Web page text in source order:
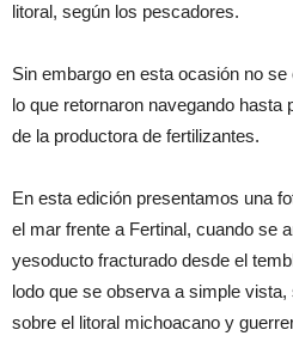
litoral, según los pescadores.
Sin embargo en esta ocasión no
lo que retornaron navegando hasta
de la productora de fertilizantes.
En esta edición presentamos una
el mar frente a Fertinal, cuando se
yesoducto fracturado desde el
lodo que se observa a simple
sobre el litoral michoacano y